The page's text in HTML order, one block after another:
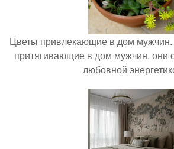
Цветы привлекающие в дом
притягивающие в дом мужчин, они
любовной